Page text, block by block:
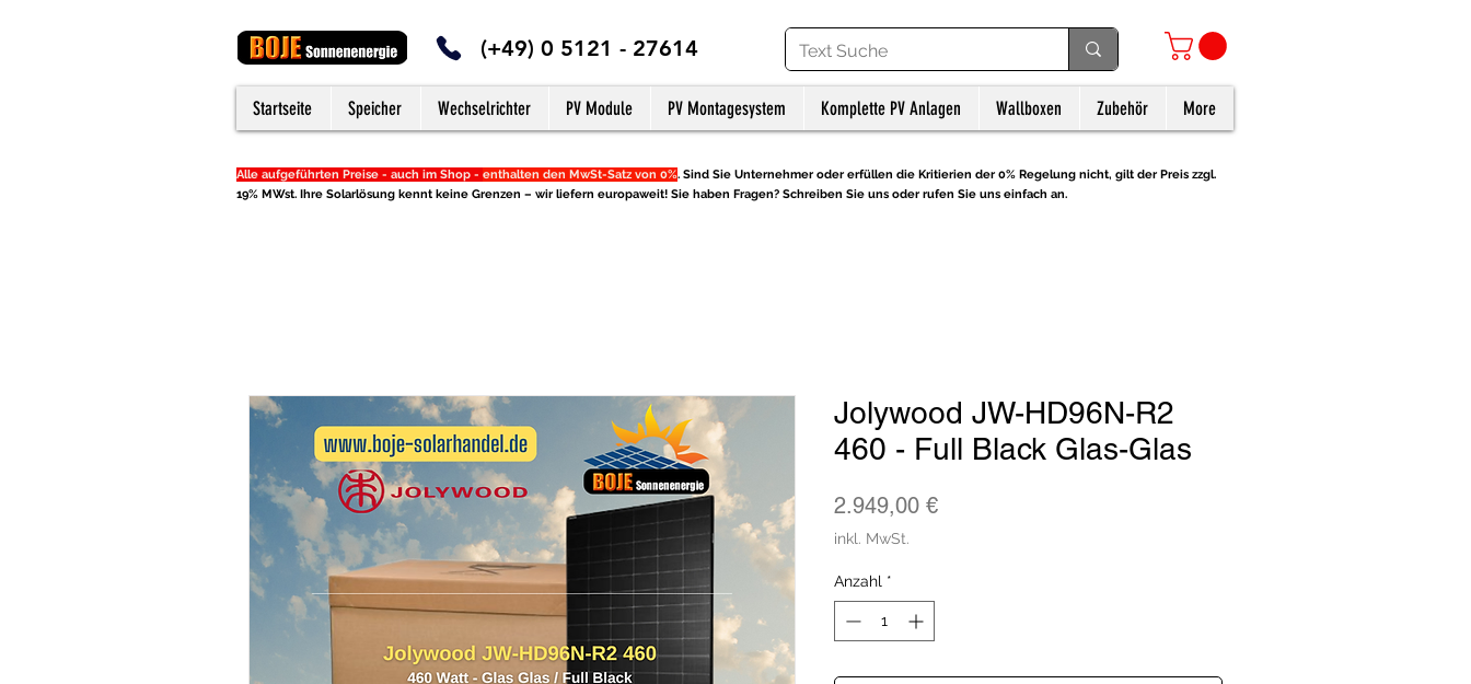
(+49) 0 5121 - 27614
Startseite Speicher Wechselrichter PV Module PV Montagesystem Komplette PV Anlagen Wallboxen Zubehör More
Alle aufgeführten Preise - auch im Shop - enthalten den MwSt-Satz von 0%. Sind Sie Unternehmer oder erfüllen die Kritierien der 0% Regelung nicht, gilt der Preis zzgl.
19% MWst. Ihre Solarlösung kennt keine Grenzen – wir liefern europaweit! Sie haben Fragen? Schreiben Sie uns oder rufen Sie uns einfach an.
Jolywood JW-HD96N-R2
460 - Full Black Glas-Glas
2.949,00 €Preis
inkl. MwSt.
Anzahl *